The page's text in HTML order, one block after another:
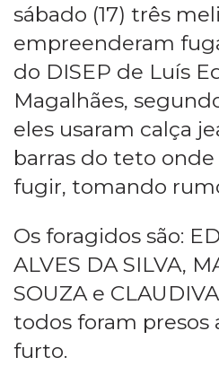
sábado (17) três
empreenderam
do DISEP de Luís
Magalhães,
eles usaram calça
barras do teto
fugir, tomando
Os foragidos são:
ALVES DA SILVA,
SOUZA e
todos foram presos
furto.